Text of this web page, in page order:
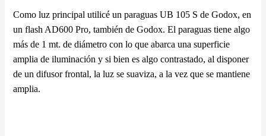
Como luz principal utilicé un paraguas UB 105 S de Godox, en
un flash AD600 Pro, también de Godox. El paraguas tiene algo
más de 1 mt. de diámetro con lo que abarca una superficie
amplia de iluminación y si bien es algo contrastado, al disponer
de un difusor frontal, la luz se suaviza, a la vez que se mantiene
amplia.